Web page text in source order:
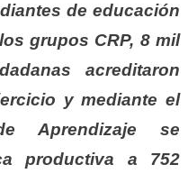
de educación
grupos CRP, 8 mil
acreditaron
y mediante el
Aprendizaje se
productiva a 752